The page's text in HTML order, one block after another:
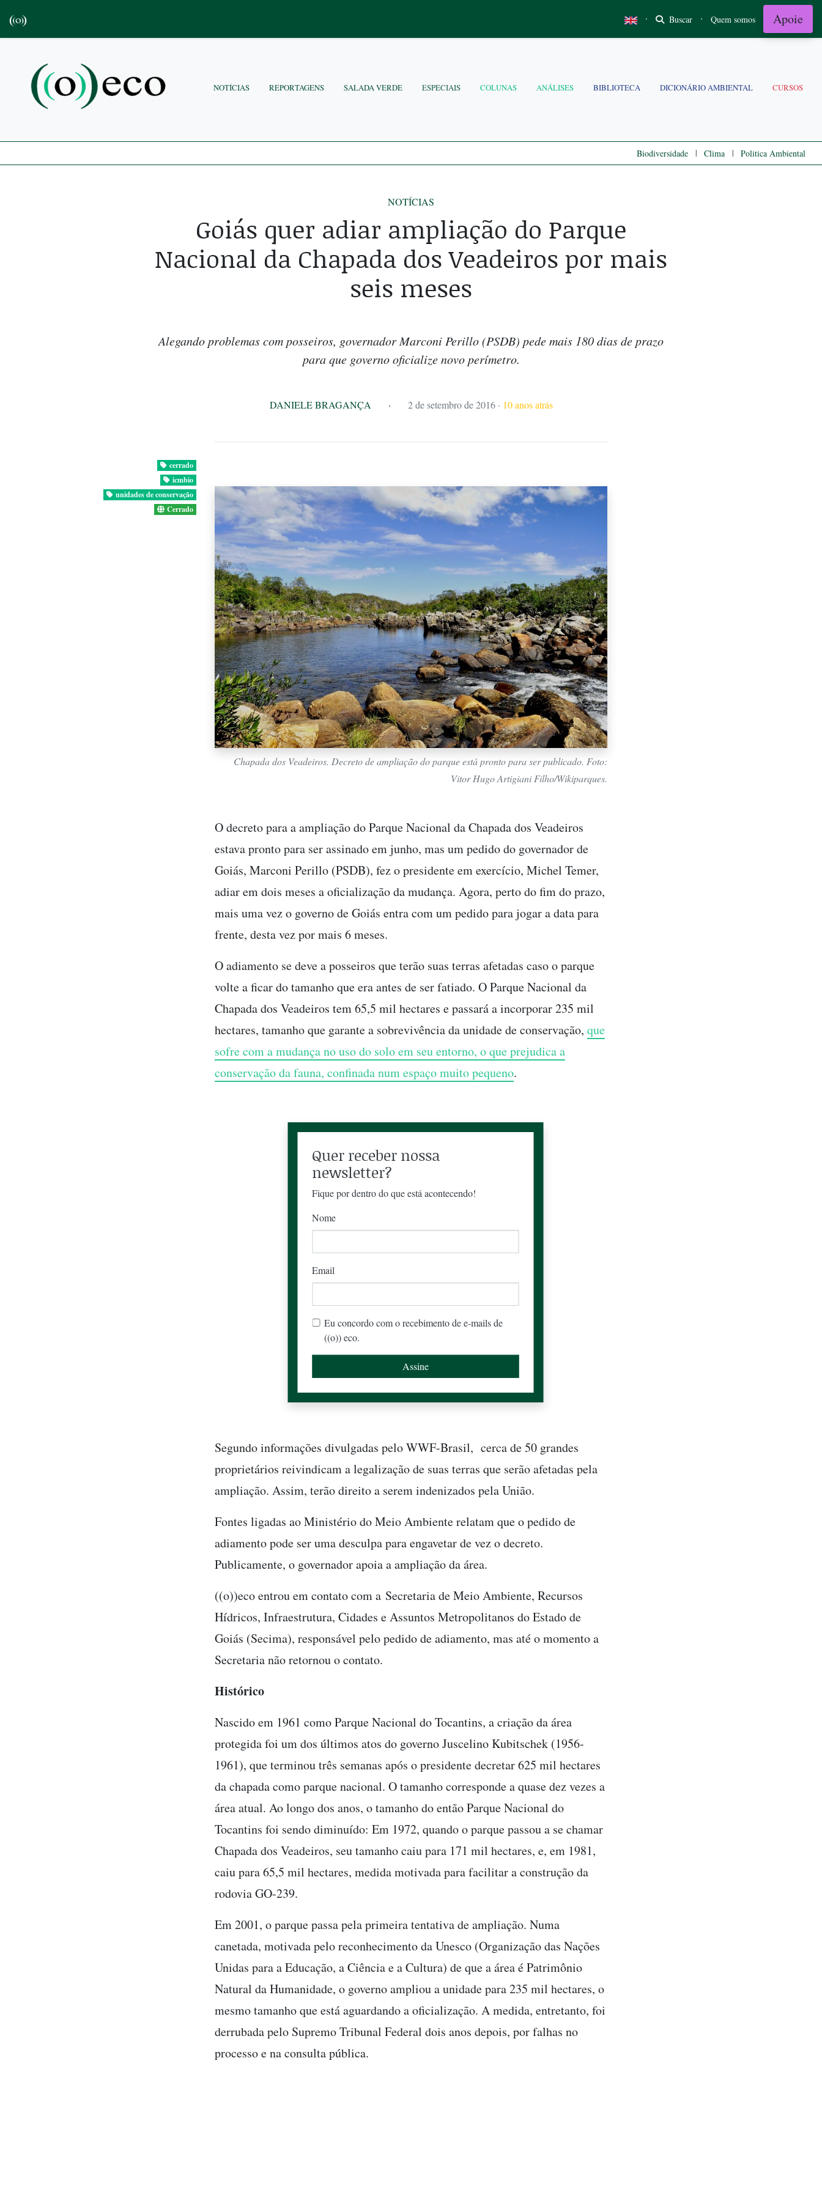
· Buscar · Quem somos Apoie
NOTÍCIAS REPORTAGENS SALADA VERDE ESPECIAIS COLUNAS ANÁLISES BIBLIOTECA DICIONÁRIO AMBIENTAL CURSOS
Biodiversidade | Clima | Politica Ambiental
NOTÍCIAS
Goiás quer adiar ampliação do Parque
Nacional da Chapada dos Veadeiros por mais
seis meses
Alegando problemas com posseiros, governador Marconi Perillo (PSDB) pede mais 180 dias de prazo
para que governo oficialize novo perímetro.
DANIELE BRAGANÇA · 2 de setembro de 2016 · 10 anos atrás
cerrado
icmbio
unidades de conservação
Cerrado
Chapada dos Veadeiros. Decreto de ampliação do parque está pronto para ser publicado. Foto:
Vitor Hugo Artigiani Filho/Wikiparques.
O decreto para a ampliação do Parque Nacional da Chapada dos Veadeiros
estava pronto para ser assinado em junho, mas um pedido do governador de
Goiás, Marconi Perillo (PSDB), fez o presidente em exercício, Michel Temer,
adiar em dois meses a oficialização da mudança. Agora, perto do fim do prazo,
mais uma vez o governo de Goiás entra com um pedido para jogar a data para
frente, desta vez por mais 6 meses.
O adiamento se deve a posseiros que terão suas terras afetadas caso o parque
volte a ficar do tamanho que era antes de ser fatiado. O Parque Nacional da
Chapada dos Veadeiros tem 65,5 mil hectares e passará a incorporar 235 mil
hectares, tamanho que garante a sobrevivência da unidade de conservação, que
sofre com a mudança no uso do solo em seu entorno, o que prejudica a
conservação da fauna, confinada num espaço muito pequeno.
Quer receber nossa
newsletter?
Fique por dentro do que está acontecendo!
Nome
Email
Eu concordo com o recebimento de e-mails de
((o)) eco.
Segundo informações divulgadas pelo WWF-Brasil, cerca de 50 grandes
proprietários reivindicam a legalização de suas terras que serão afetadas pela
ampliação. Assim, terão direito a serem indenizados pela União.
Fontes ligadas ao Ministério do Meio Ambiente relatam que o pedido de
adiamento pode ser uma desculpa para engavetar de vez o decreto.
Publicamente, o governador apoia a ampliação da área.
((o))eco entrou em contato com a Secretaria de Meio Ambiente, Recursos
Hídricos, Infraestrutura, Cidades e Assuntos Metropolitanos do Estado de
Goiás (Secima), responsável pelo pedido de adiamento, mas até o momento a
Secretaria não retornou o contato.
Histórico
Nascido em 1961 como Parque Nacional do Tocantins, a criação da área
protegida foi um dos últimos atos do governo Juscelino Kubitschek (1956-
1961), que terminou três semanas após o presidente decretar 625 mil hectares
da chapada como parque nacional. O tamanho corresponde a quase dez vezes a
área atual. Ao longo dos anos, o tamanho do então Parque Nacional do
Tocantins foi sendo diminuído: Em 1972, quando o parque passou a se chamar
Chapada dos Veadeiros, seu tamanho caiu para 171 mil hectares, e, em 1981,
caiu para 65,5 mil hectares, medida motivada para facilitar a construção da
rodovia GO-239.
Em 2001, o parque passa pela primeira tentativa de ampliação. Numa
canetada, motivada pelo reconhecimento da Unesco (Organização das Nações
Unidas para a Educação, a Ciência e a Cultura) de que a área é Patrimônio
Natural da Humanidade, o governo ampliou a unidade para 235 mil hectares, o
mesmo tamanho que está aguardando a oficialização. A medida, entretanto, foi
derrubada pelo Supremo Tribunal Federal dois anos depois, por falhas no
processo e na consulta pública.